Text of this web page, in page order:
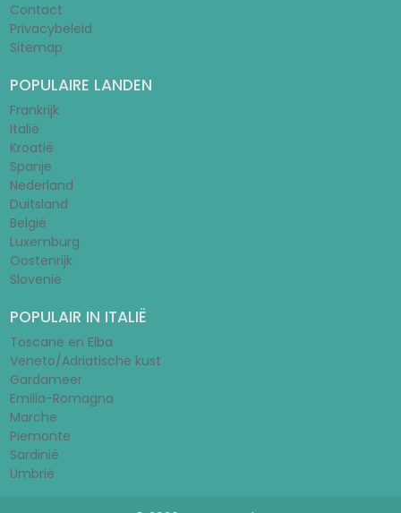
Contact
Privacybeleid
Sitemap
POPULAIRE LANDEN
Frankrijk
Italië
Kroatië
Spanje
Nederland
Duitsland
België
Luxemburg
Oostenrijk
Slovenië
POPULAIR IN ITALIË
Toscane en Elba
Veneto/Adriatische kust
Gardameer
Emilia-Romagna
Marche
Piemonte
Sardinië
Umbrië